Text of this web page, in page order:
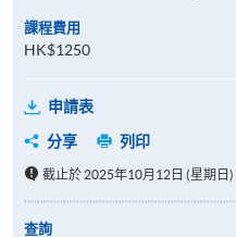
課程費用
HK$1250
申請表
分享
列印
截止於 2025年10月12日 (星期日)
查詢